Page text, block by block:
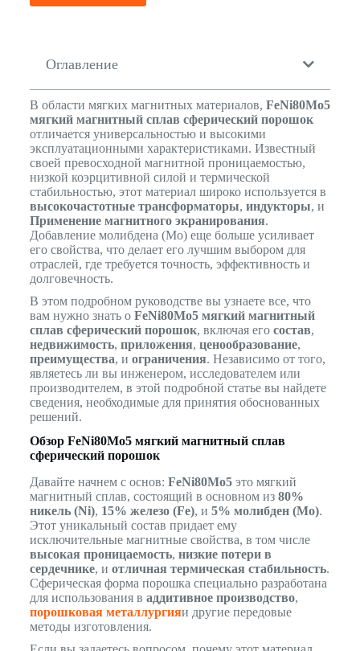
Оглавление
В области мягких магнитных материалов, FeNi80Mo5
мягкий магнитный сплав сферический порошок
отличается универсальностью и высокими
эксплуатационными характеристиками. Известный
своей превосходной магнитной проницаемостью,
низкой коэрцитивной силой и термической
стабильностью, этот материал широко используется в
высокочастотные трансформаторы, индукторы, и
Применение магнитного экранирования.
Добавление молибдена (Mo) еще больше усиливает
его свойства, что делает его лучшим выбором для
отраслей, где требуется точность, эффективность и
долговечность.
В этом подробном руководстве вы узнаете все, что
вам нужно знать о FeNi80Mo5 мягкий магнитный
сплав сферический порошок, включая его состав,
недвижимость, приложения, ценообразование,
преимущества, и ограничения. Независимо от того,
являетесь ли вы инженером, исследователем или
производителем, в этой подробной статье вы найдете
сведения, необходимые для принятия обоснованных
решений.
Обзор FeNi80Mo5 мягкий магнитный сплав
сферический порошок
Давайте начнем с основ: FeNi80Mo5это мягкий
магнитный сплав, состоящий в основном из 80%
никель (Ni), 15% железо (Fe), и 5% молибден (Mo).
Этот уникальный состав придает ему
исключительные магнитные свойства, в том числе
высокая проницаемость, низкие потери в
сердечнике, и отличная термическая стабильность.
Сферическая форма порошка специально разработана
для использования в аддитивное производство,
порошковая металлургияи другие передовые
методы изготовления.